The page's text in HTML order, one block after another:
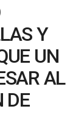
Y
UN
AL
DE